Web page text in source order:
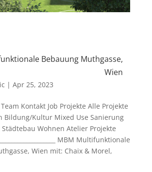
Bebauung Muthgasse,
Wien
| Apr 25, 2023
Kontakt Job Projekte Alle Projekte
Bildung/Kultur Mixed Use Sanierung
Wohnen Atelier Projekte
MBM Multifunktionale
Wien mit: Chaix & Morel,